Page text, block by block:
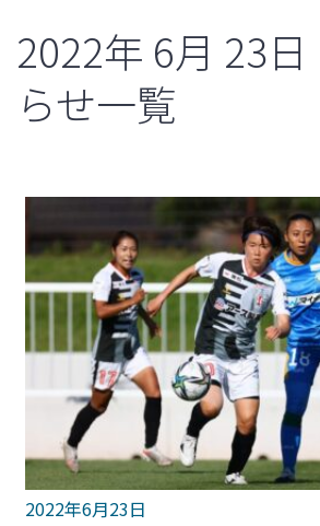
2022年 6月 23日
らせ一覧
2022年6月23日